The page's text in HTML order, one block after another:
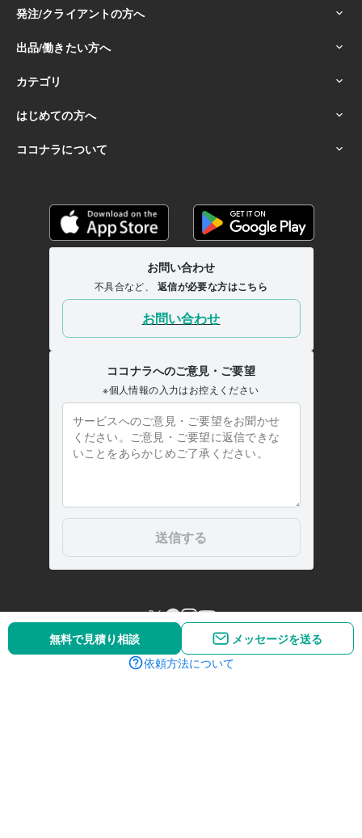
無料で見積り相談
メッセージを送る
依頼方法について